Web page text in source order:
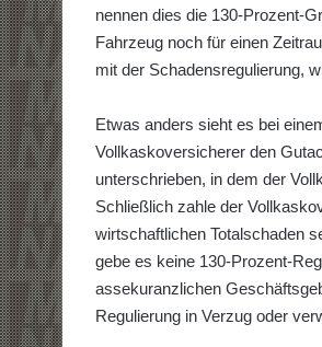
nennen dies die 130-Prozent-
Fahrzeug noch für einen
mit der Schadensregulierung,
Etwas anders sieht es bei
Vollkaskoversicherer den
unterschrieben, in dem der
Schließlich zahle der
wirtschaftlichen Totalschaden
gebe es keine 130-Prozent-
assekuranzlichen
Regulierung in Verzug oder